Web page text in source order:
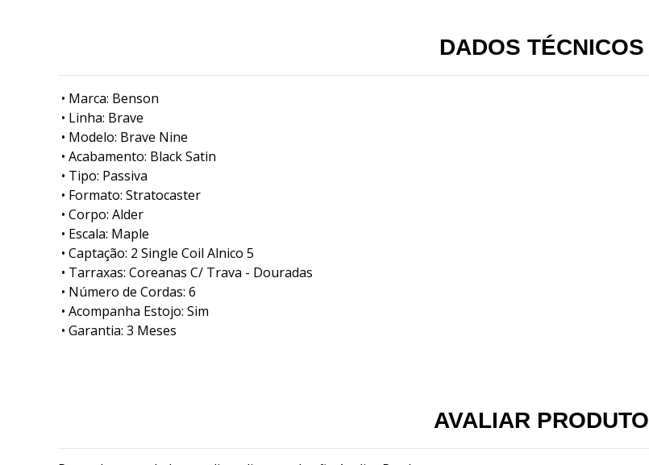
DADOS TÉCNICOS
• Marca: Benson
• Linha: Brave
• Modelo: Brave Nine
• Acabamento: Black Satin
• Tipo: Passiva
• Formato: Stratocaster
• Corpo: Alder
• Escala: Maple
• Captação: 2 Single Coil Alnico 5
• Tarraxas: Coreanas C/ Trava - Douradas
• Número de Cordas: 6
• Acompanha Estojo: Sim
• Garantia: 3 Meses
AVALIAR PRODUTO